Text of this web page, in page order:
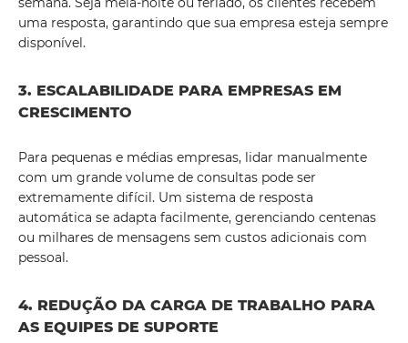
uma resposta, garantindo que sua empresa esteja sempre
disponível.
3. ESCALABILIDADE PARA EMPRESAS EM
CRESCIMENTO
Para pequenas e médias empresas, lidar manualmente
com um grande volume de consultas pode ser
extremamente difícil. Um sistema de resposta
automática se adapta facilmente, gerenciando centenas
ou milhares de mensagens sem custos adicionais com
pessoal.
4. REDUÇÃO DA CARGA DE TRABALHO PARA
AS EQUIPES DE SUPORTE